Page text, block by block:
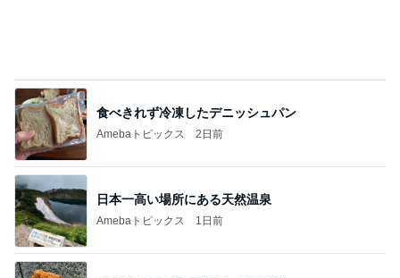
食べきれず冷凍したデニッシュパン
Amebaトピックス 2日前
日本一高い場所にある天然温泉
Amebaトピックス 1日前